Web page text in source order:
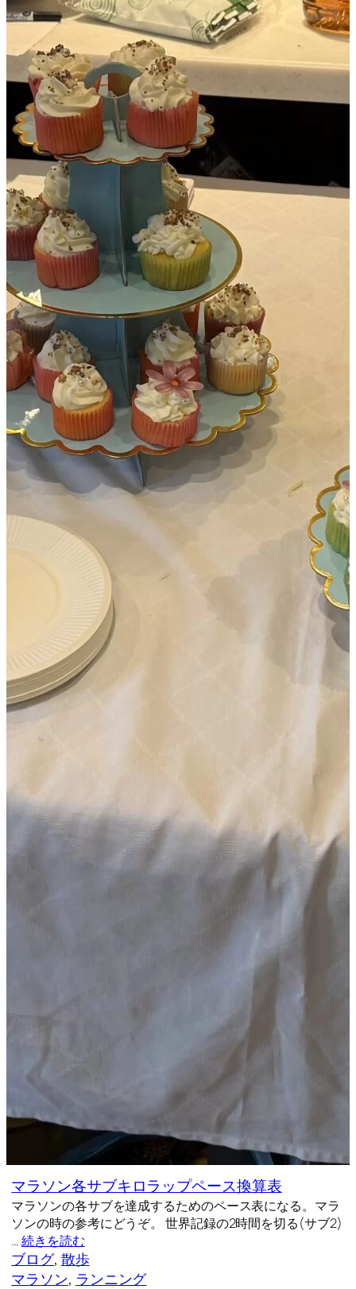
マラソン各サブキロラップペース換算表
マラソンの各サブを達成するためのペース表になる。マラ
ソンの時の参考にどうぞ。 世界記録の2時間を切る(サブ2)
…続きを読む
ブログ, 散歩
マラソン, ランニング